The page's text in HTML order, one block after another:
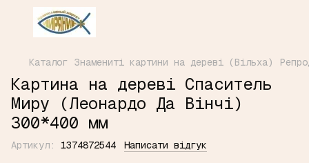
Каталог Знамениті картини на дереві (Вільха)
Картина на дереві Спаситель
Миру (Леонардо Да Вінчі)
300*400 мм
Артикул: 1374872544 Написати відгук